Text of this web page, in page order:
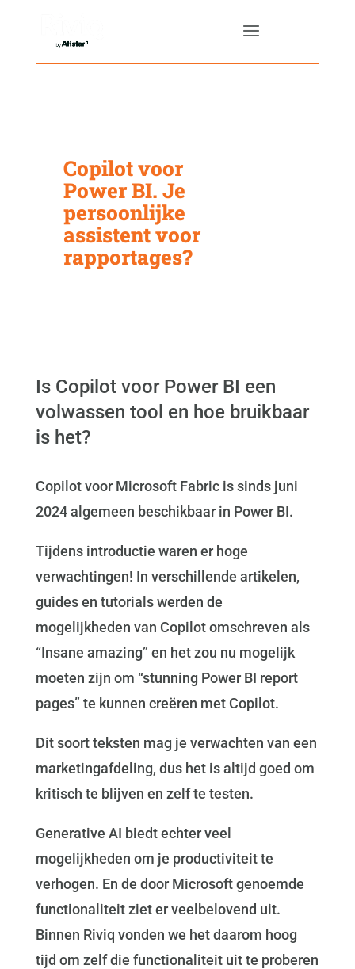
Copilot voor
Power BI. Je
persoonlijke
assistent voor
rapportages?
Is Copilot voor Power BI een
volwassen tool en hoe bruikbaar
is het?
Copilot voor Microsoft Fabric is sinds juni
2024 algemeen beschikbaar in Power BI.
Tijdens introductie waren er hoge
verwachtingen! In verschillende artikelen,
guides en tutorials werden de
mogelijkheden van Copilot omschreven als
“Insane amazing” en het zou nu mogelijk
moeten zijn om “stunning Power BI report
pages” te kunnen creëren met Copilot.
Dit soort teksten mag je verwachten van een
marketingafdeling, dus het is altijd goed om
kritisch te blijven en zelf te testen.
Generative AI biedt echter veel
mogelijkheden om je productiviteit te
verhogen. En de door Microsoft genoemde
functionaliteit ziet er veelbelovend uit.
Binnen Riviq vonden we het daarom hoog
tijd om zelf die functionaliteit uit te proberen